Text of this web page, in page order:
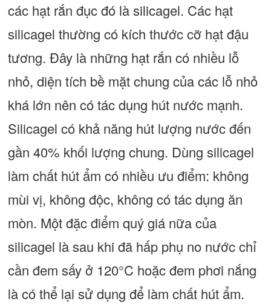
các hạt rắn đục đó là silicagel. Các hạt
silicagel thường có kích thước cỡ hạt đậu
tương. Đây là những hạt rắn có nhiều lỗ
nhỏ, diện tích bề mặt chung của các lỗ nhỏ
khá lớn nên có tác dụng hút nước mạnh.
Silicagel có khả năng hút lượng nước đến
gần 40% khối lượng chung. Dùng silicagel
làm chất hút ẩm có nhiều ưu điểm: không
mùi vị, không độc, không có tác dụng ăn
mòn. Một đặc điểm quý giá nữa của
silicagel là sau khi đã hấp phụ no nước chỉ
cần đem sấy ở 120°C hoặc đem phơi nắng
là có thể lại sử dụng để làm chất hút ẩm.